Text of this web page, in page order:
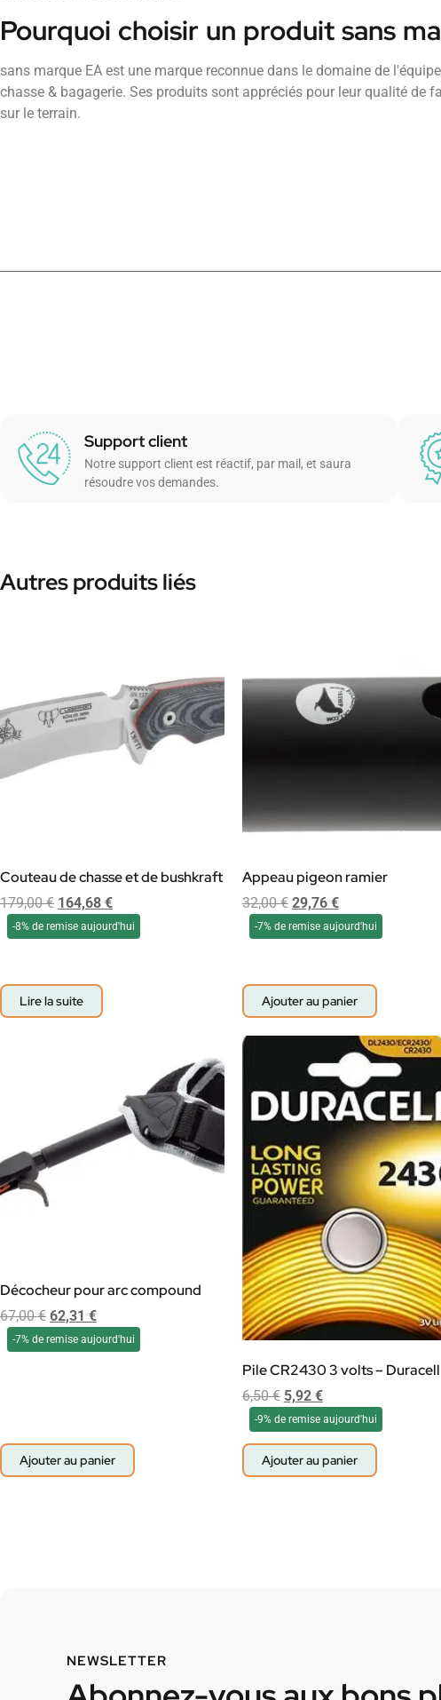
Pourquoi choisir un produit sans
sans marque EA est une marque reconnue dans le domaine de
chasse & bagagerie. Ses produits sont appréciés pour leur qualité de
sur le terrain.
Support client
Notre support client est réactif, par mail, et saura
résoudre vos demandes.
Autres produits liés
Couteau de chasse et de bushkraft
179,00€ 164,68 €
-8% de remise aujourd'hui
Lire la suite
Appeau pigeon ramier
32,00€ 29,76 €
-7% de remise aujourd'hui
Ajouter au panier
Décocheur pour arc compound
67,00€ 62,31 €
-7% de remise aujourd'hui
Ajouter au panier
Pile CR2430 3 volts – Duracell
6,50€ 5,92 €
-9% de remise aujourd'hui
Ajouter au panier
NEWSLETTER